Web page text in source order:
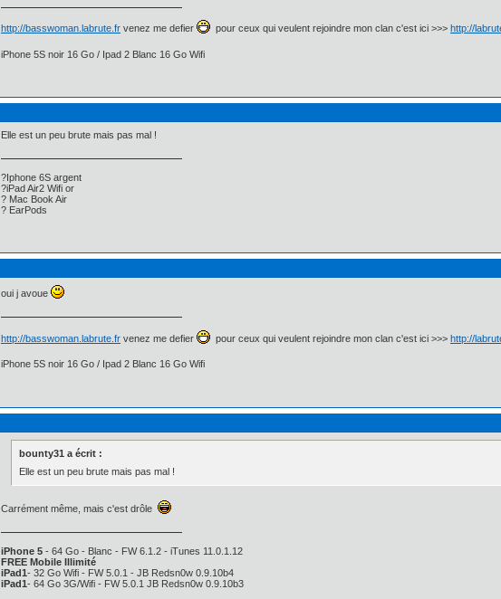
http://basswoman.labrute.fr venez me defier pour ceux qui veulent rejoindre mon clan c'est ici >>> http://
iPhone 5S noir 16 Go / Ipad 2 Blanc 16 Go Wifi
Elle est un peu brute mais pas mal !
?Iphone 6S argent
?iPad Air2 Wifi or
? Mac Book Air
? EarPods
oui j avoue
http://basswoman.labrute.fr venez me defier pour ceux qui veulent rejoindre mon clan c'est ici >>> http://
iPhone 5S noir 16 Go / Ipad 2 Blanc 16 Go Wifi
bounty31 a écrit :
Elle est un peu brute mais pas mal !
Carrément même, mais c'est drôle
iPhone 5 - 64 Go - Blanc - FW 6.1.2 - iTunes 11.0.1.12
FREE Mobile Illimité
iPad1- 32 Go Wifi - FW 5.0.1 - JB Redsn0w 0.9.10b4
iPad1- 64 Go 3G/Wifi - FW 5.0.1 JB Redsn0w 0.9.10b3